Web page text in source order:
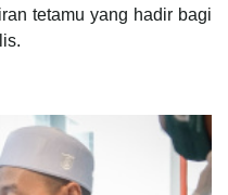
tetamu yang hadir bagi